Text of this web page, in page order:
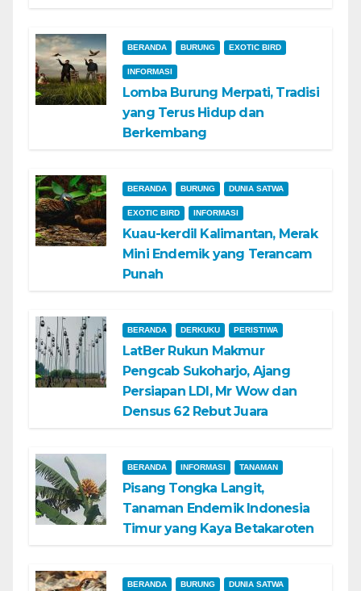
BERANDA BURUNG EXOTIC BIRD
INFORMASI
Lomba Burung Merpati, Tradisi
yang Terus Hidup dan
Berkembang
BERANDA BURUNG DUNIA SATWA
EXOTIC BIRD INFORMASI
Kuau-kerdil Kalimantan, Merak
Mini Endemik yang Terancam
Punah
BERANDA DERKUKU PERISTIWA
LatBer Rukun Makmur
Pengcab Sukoharjo, Ajang
Persiapan LDI, Mr Wow dan
Densus 62 Rebut Juara
BERANDA INFORMASI TANAMAN
Pisang Tongka Langit,
Tanaman Endemik Indonesia
Timur yang Kaya Betakaroten
BERANDA BURUNG DUNIA SATWA